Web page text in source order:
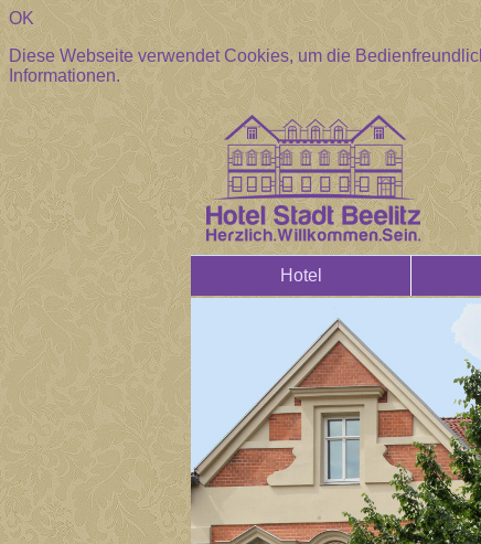
OK
Diese Webseite verwendet Cookies, um die
Informationen.
Hotel